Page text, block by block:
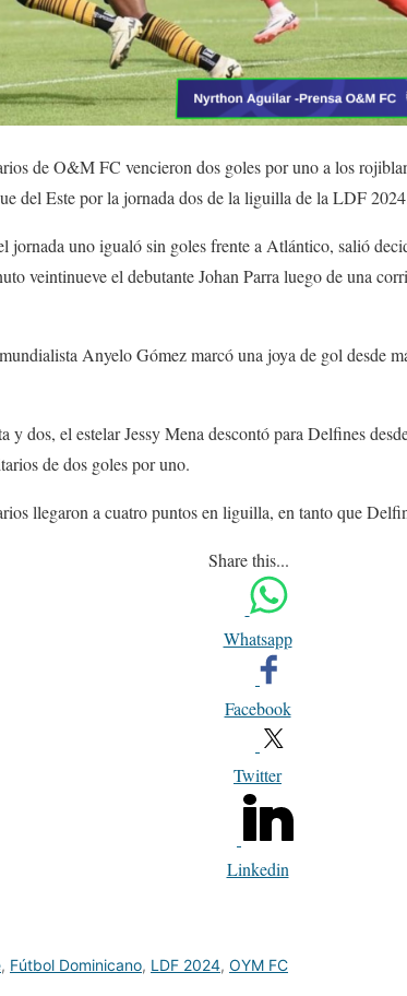
de O&M FC vencieron dos goles por uno a los
del Este por la jornada dos de la liguilla de la LDF
jornada uno igualó sin goles frente a Atlántico, salió
veintinueve el debutante Johan Parra luego de una
Anyelo Gómez marcó una joya de gol desde
y dos, el estelar Jessy Mena descontó para Delfines
de dos goles por uno.
llegaron a cuatro puntos en liguilla, en tanto que
Share this...
Whatsapp
Facebook
Twitter
Linkedin
, Fútbol Dominicano, LDF 2024, OYM FC